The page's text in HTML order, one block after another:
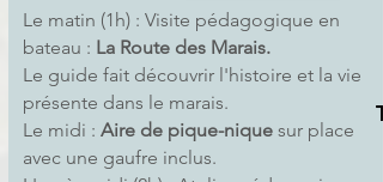
Le matin (1h) : Visite pédagogique en
bateau : La Route des Marais.
Le guide fait découvrir l'histoire et la vie
présente dans le marais.
Le midi : Aire de pique-nique sur place
avec une gaufre inclus.